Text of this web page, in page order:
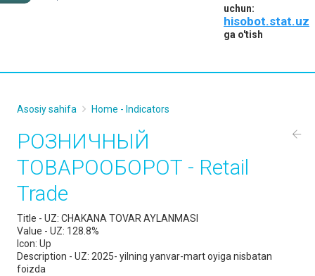
uchun:
hisobot.stat.uz
ga o'tish
Asosiy sahifa Home - Indicators
РОЗНИЧНЫЙ
ТОВАРООБОРОТ - Retail
Trade
Title - UZ: CHAKANA TOVAR AYLANMASI
Value - UZ: 128.8%
Icon: Up
Description - UZ: 2025- yilning yanvar-mart oyiga nisbatan
foizda